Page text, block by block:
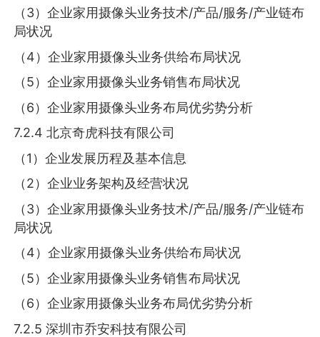
（3）企业家用摄像头业务技术/产品/服务/产业链布
局状况
（4）企业家用摄像头业务供给布局状况
（5）企业家用摄像头业务销售布局状况
（6）企业家用摄像头业务布局优劣势分析
7.2.4 北京奇虎科技有限公司
（1）企业发展历程及基本信息
（2）企业业务架构及经营状况
（3）企业家用摄像头业务技术/产品/服务/产业链布
局状况
（4）企业家用摄像头业务供给布局状况
（5）企业家用摄像头业务销售布局状况
（6）企业家用摄像头业务布局优劣势分析
7.2.5 深圳市乔安科技有限公司